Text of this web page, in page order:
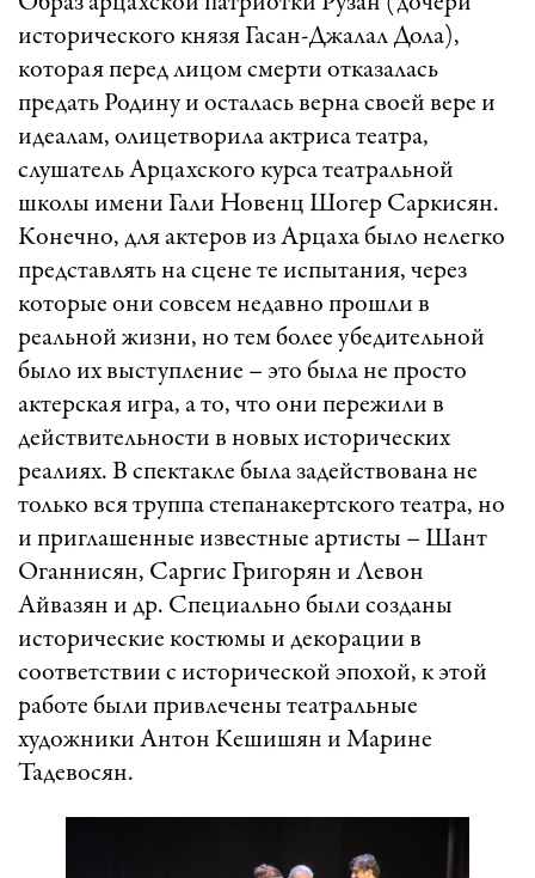
исторического князя Гасан-Джалал Дола),
которая перед лицом смерти отказалась
предать Родину и осталась верна своей вере и
идеалам, олицетворила актриса театра,
слушатель Арцахского курса театральной
школы имени Гали Новенц Шогер Саркисян.
Конечно, для актеров из Арцаха было нелегко
представлять на сцене те испытания, через
которые они совсем недавно прошли в
реальной жизни, но тем более убедительной
было их выступление – это была не просто
актерская игра, а то, что они пережили в
действительности в новых исторических
реалиях. В спектакле была задействована не
только вся труппа степанакертского театра, но
и приглашенные известные артисты – Шант
Оганнисян, Саргис Григорян и Левон
Айвазян и др. Специально были созданы
исторические костюмы и декорации в
соответствии с исторической эпохой, к этой
работе были привлечены театральные
художники Антон Кешишян и Марине
Тадевосян.